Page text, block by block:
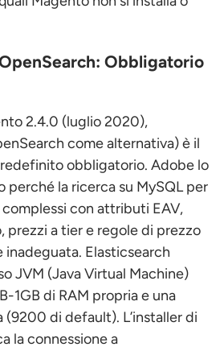
Obbligatorio
2.4.0 (luglio 2020),
come alternativa) è il
obbligatorio. Adobe lo
perché la ricerca su MySQL per
con attributi EAV,
prezzi a tier e regole di prezzo
Elasticsearch
JVM (Java Virtual Machine)
1GB di RAM propria e una
(9200 di default). L’installer di
la connessione a